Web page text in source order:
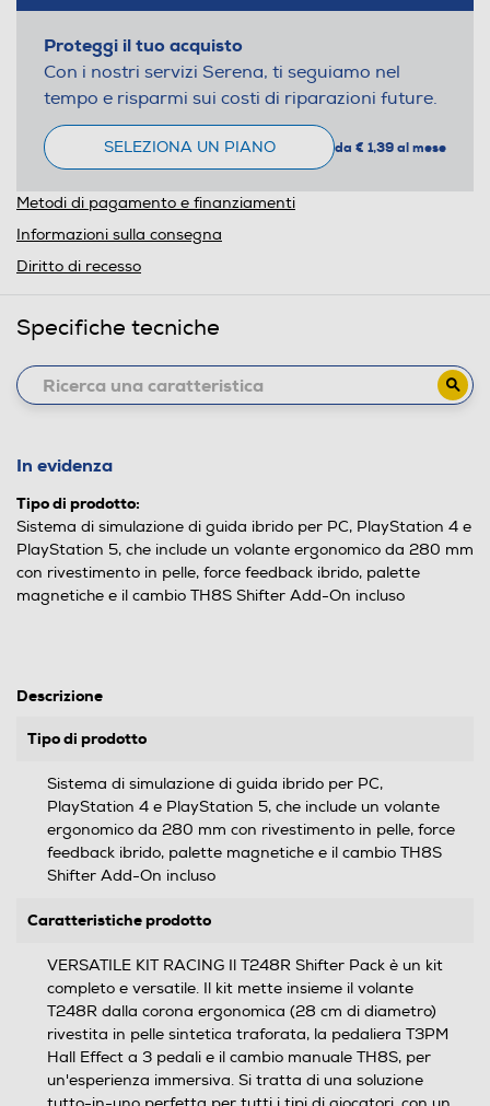
Proteggi il tuo acquisto
Con i nostri servizi Serena, ti seguiamo nel
tempo e risparmi sui costi di riparazioni future.
SELEZIONA UN PIANO da € 1,39 al mese
Metodi di pagamento e finanziamenti
Informazioni sulla consegna
Diritto di recesso
Specifiche tecniche
In evidenza
Tipo di prodotto:
Sistema di simulazione di guida ibrido per PC, PlayStation 4 e
PlayStation 5, che include un volante ergonomico da 280 mm
con rivestimento in pelle, force feedback ibrido, palette
magnetiche e il cambio TH8S Shifter Add-On incluso
Descrizione
Tipo di prodotto
Sistema di simulazione di guida ibrido per PC,
PlayStation 4 e PlayStation 5, che include un volante
ergonomico da 280 mm con rivestimento in pelle, force
feedback ibrido, palette magnetiche e il cambio TH8S
Shifter Add-On incluso
Caratteristiche prodotto
VERSATILE KIT RACING Il T248R Shifter Pack è un kit
completo e versatile. Il kit mette insieme il volante
T248R dalla corona ergonomica (28 cm di diametro)
rivestita in pelle sintetica traforata, la pedaliera T3PM
Hall Effect a 3 pedali e il cambio manuale TH8S, per
un'esperienza immersiva. Si tratta di una soluzione